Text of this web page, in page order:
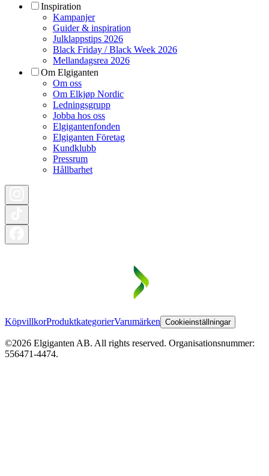
Inspiration
Kampanjer
Guider & inspiration
Julklappstips 2026
Black Friday / Black Week 2026
Mellandagsrea 2026
Om Elgiganten
Om oss
Om Elkjøp Nordic
Ledningsgrupp
Jobba hos oss
Elgigantenfonden
Elgiganten Företag
Kundklubb
Pressrum
Hållbarhet
KöpvillkorProduktkategorierVarumärken Cookieinställningar
©2026 Elgiganten AB. All rights reserved. Organisationsnummer:
556471-4474.